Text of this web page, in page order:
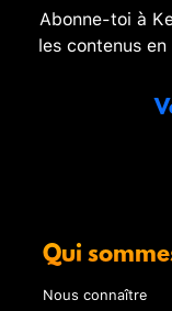
Abonne-toi à
les contenus
Qui
Nous connaître